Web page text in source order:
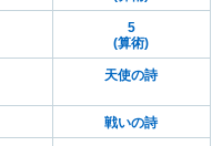
5
(算術)
天使の詩
戦いの詩